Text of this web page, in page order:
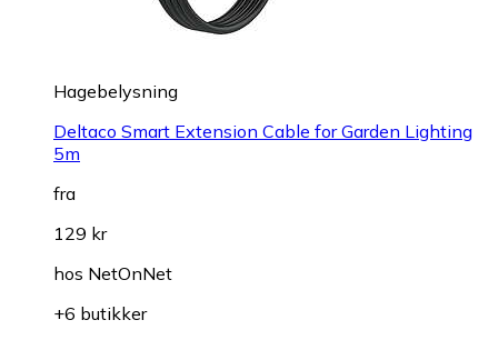
Hagebelysning
Deltaco Smart Extension Cable for Garden Lighting
5m
fra
129 kr
hos NetOnNet
+6 butikker